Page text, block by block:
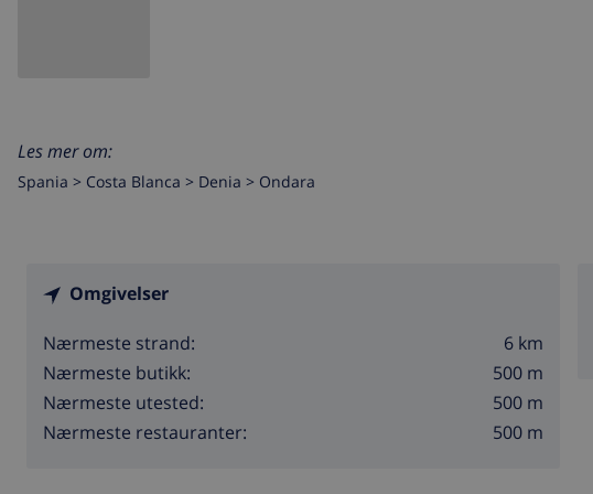
Les mer om:
Spania > Costa Blanca > Denia > Ondara
Omgivelser
Nærmeste strand:
6 km
Nærmeste butikk:
500 m
Nærmeste utested:
500 m
Nærmeste restauranter:
500 m